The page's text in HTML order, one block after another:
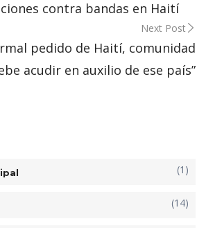
contra bandas en Haití
Next Post
pedido de Haití, comunidad
acudir en auxilio de ese país”
(1)
(14)